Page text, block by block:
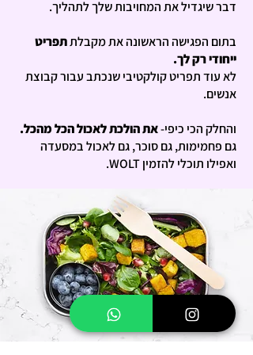
דבר שיגדיל את המחויבות שלך לתהליך.
בתום הפגישה הראשונה את מקבלתתפריט
ייחודי רק לך.
לא עוד תפריט קולקטיבי שנכתב עבור קבוצת
אנשים.
והחלק הכי כיפי-את הולכת לאכול הכל מהכל.
גם פחמימות, גם סוכר, גם לאכול במסעדה
ואפילו תוכלי להזמין WOLT.